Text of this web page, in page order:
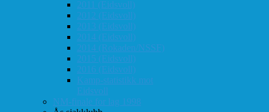
2011 (Eidsvoll)
2012 (Eidsvoll)
2013 (Eidsvoll)
2014 (Eidsvoll)
2014 (Rokaden/NSSF)
2015 (Eidsvoll)
2016 (Eidsvoll)
Kamp-statistikk mot
Eidsvoll
NM-finale for lag 1998